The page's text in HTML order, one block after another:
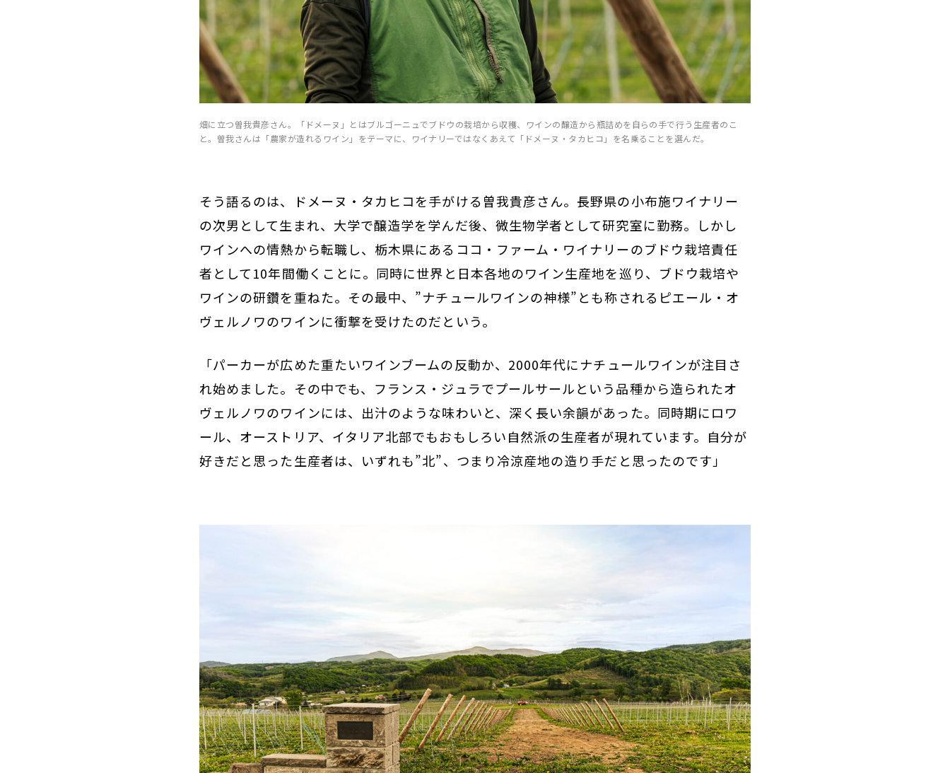
畑に立つ曽我貴彦さん。「ドメーヌ」とはブルゴーニュでブドウの栽培から収穫、ワインの醸造から瓶詰めを自らの手で行う生産者のこ
と。曽我さんは「農家が造れるワイン」をテーマに、ワイナリーではなくあえて「ドメーヌ・タカヒコ」を名乗ることを選んだ。
そう語るのは、ドメーヌ・タカヒコを手がける曽我貴彦さん。長野県の小布施ワイナリー
の次男として生まれ、大学で醸造学を学んだ後、微生物学者として研究室に勤務。しかし
ワインへの情熱から転職し、栃木県にあるココ・ファーム・ワイナリーのブドウ栽培責任
者として10年間働くことに。同時に世界と日本各地のワイン生産地を巡り、ブドウ栽培や
ワインの研鑽を重ねた。その最中、”ナチュールワインの神様”とも称されるピエール・オ
ヴェルノワのワインに衝撃を受けたのだという。
「パーカーが広めた重たいワインブームの反動か、2000年代にナチュールワインが注目さ
れ始めました。その中でも、フランス・ジュラでプールサールという品種から造られたオ
ヴェルノワのワインには、出汁のような味わいと、深く長い余韻があった。同時期にロワ
ール、オーストリア、イタリア北部でもおもしろい自然派の生産者が現れています。自分が
好きだと思った生産者は、いずれも”北”、つまり冷涼産地の造り手だと思ったのです」